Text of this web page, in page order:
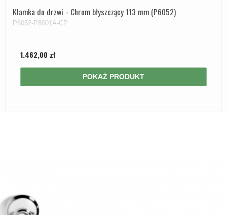
Klamka do drzwi - Chrom błyszczący 113 mm (P6052)
P6052-P8001A-CP
1.462,00 zł
POKAŻ PRODUKT